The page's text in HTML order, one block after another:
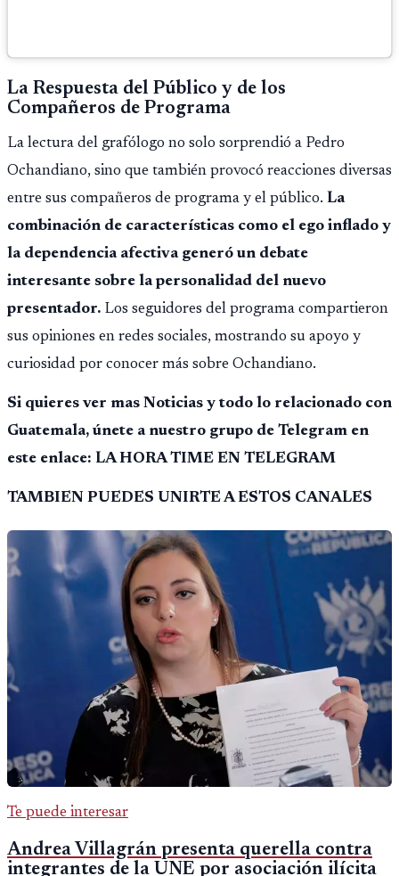
La Respuesta del Público y de los
Compañeros de Programa
La lectura del grafólogo no solo sorprendió a Pedro
Ochandiano, sino que también provocó reacciones diversas
entre sus compañeros de programa y el público. La
combinación de características como el ego inflado y
la dependencia afectiva generó un debate
interesante sobre la personalidad del nuevo
presentador. Los seguidores del programa compartieron
sus opiniones en redes sociales, mostrando su apoyo y
curiosidad por conocer más sobre Ochandiano.
Si quieres ver mas Noticias y todo lo relacionado con
Guatemala, únete a nuestro grupo de Telegram en
este enlace: LA HORA TIME EN TELEGRAM
TAMBIEN PUEDES UNIRTE A ESTOS CANALES
Te puede interesar
Andrea Villagrán presenta querella contra
integrantes de la UNE por asociación ilícita